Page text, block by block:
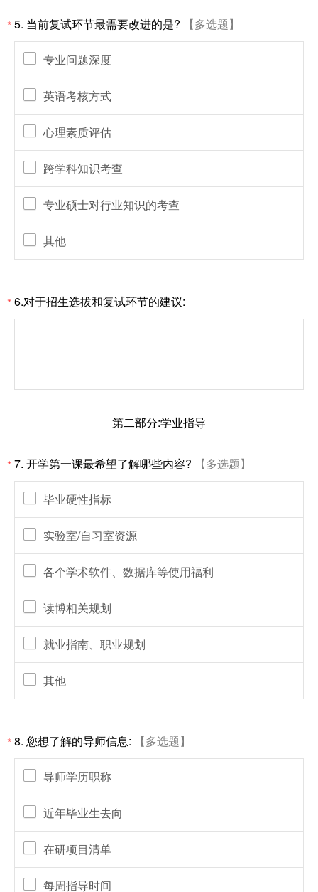
*5. 当前复试环节最需要改进的是? 【多选题】
专业问题深度
英语考核方式
心理素质评估
跨学科知识考查
专业硕士对行业知识的考查
其他
*6.对于招生选拔和复试环节的建议:
第二部分:学业指导
*7. 开学第一课最希望了解哪些内容? 【多选题】
毕业硬性指标
实验室/自习室资源
各个学术软件、数据库等使用福利
读博相关规划
就业指南、职业规划
其他
*8. 您想了解的导师信息: 【多选题】
导师学历职称
近年毕业生去向
在研项目清单
每周指导时间